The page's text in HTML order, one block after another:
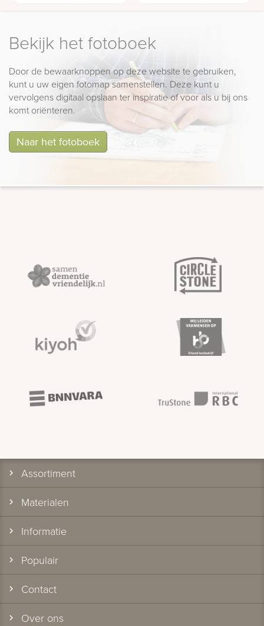
Bekijk het fotoboek
Door de bewaarknoppen op deze website te gebruiken,
kunt u uw eigen fotomap samenstellen. Deze kunt u
vervolgens digitaal opslaan ter inspiratie of voor als u bij ons
komt oriënteren.
Naar het fotoboek
Assortiment
Materialen
Informatie
Populair
Contact
Over ons